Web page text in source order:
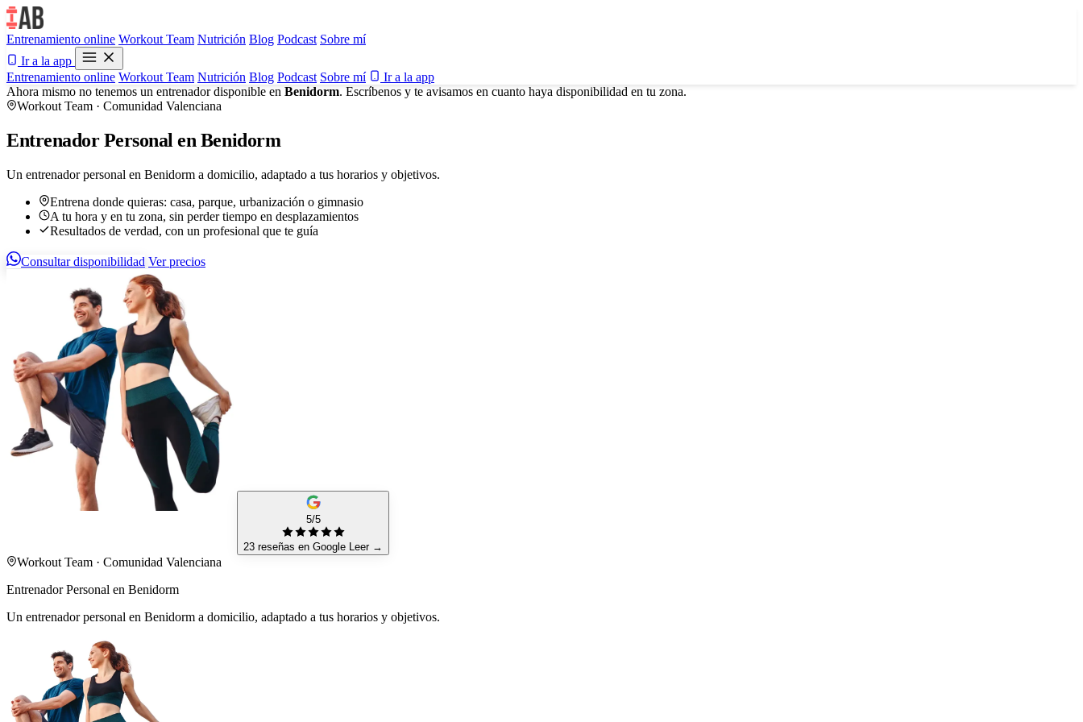
Entrenamiento online Workout Team Nutrición Blog Podcast Sobre mí
Ir a la app
Entrenamiento online Workout Team Nutrición Blog Podcast Sobre mí
Ir a la app
Ahora mismo no tenemos un entrenador disponible en Benidorm. Escríbenos y te avisamos en cuanto haya disponibilidad en tu zona.
Workout Team · Comunidad Valenciana
Entrenador Personal en Benidorm
Un entrenador personal en Benidorm a domicilio, adaptado a tus horarios y objetivos.
Entrena donde quieras: casa, parque, urbanización o gimnasio
A tu hora y en tu zona, sin perder tiempo en desplazamientos
Resultados de verdad, con un profesional que te guía
Consultar disponibilidad Ver precios
5/5
23 reseñas en Google Leer →
Workout Team · Comunidad Valenciana
Entrenador Personal en Benidorm
Un entrenador personal en Benidorm a domicilio, adaptado a tus horarios y objetivos.